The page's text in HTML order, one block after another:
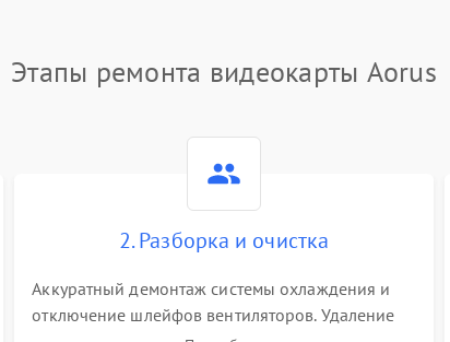
Этапы ремонта видеокарты Aorus
2. Разборка и очистка
Аккуратный демонтаж системы охлаждения и
отключение шлейфов вентиляторов. Удаление